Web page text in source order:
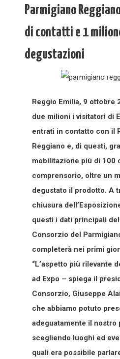
Parmigiano
di contatti e 1
degustazioni
Reggio Emilia, 9 ottobre
due milioni i visitatori di
entrati in contatto con il
Reggiano e, di questi,
mobilitazione più di 100
comprensorio, oltre un
degustato il prodotto. A
chiusura
questi i dati principali
Consorzio del
completerà nei primi
“L’aspetto più rilevante
ad Expo – spiega il
Consorzio, Giuseppe
che abbiamo potuto
adeguatamente il nostro
scegliendo luoghi ed
quali era possibile